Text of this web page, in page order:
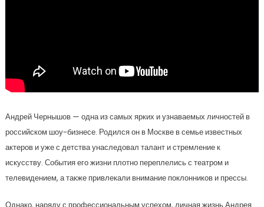
Андрей Чернышов — одна из самых ярких и узнаваемых личностей в
российском шоу-бизнесе. Родился он в Москве в семье известных
актеров и уже с детства унаследовал талант и стремление к
искусству. События его жизни плотно переплелись с театром и
телевидением, а также привлекали внимание поклонников и прессы.